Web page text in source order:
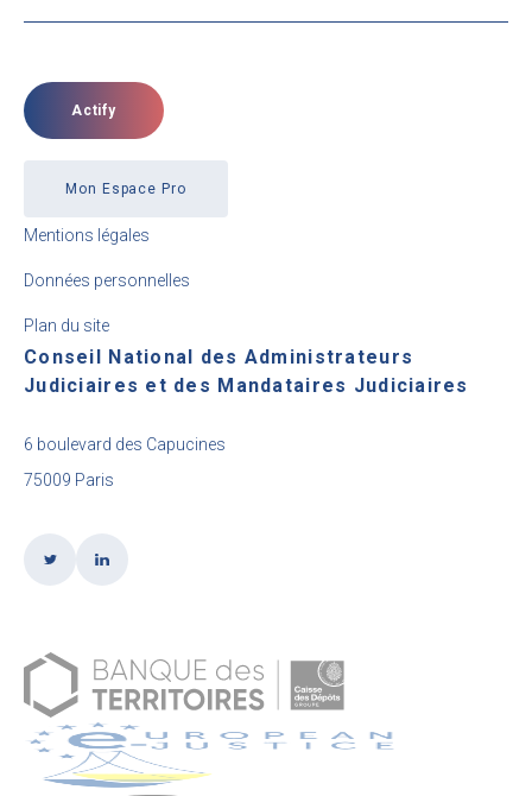
Actify
Mon Espace Pro
Mentions légales
Données personnelles
Plan du site
Conseil National des Administrateurs
Judiciaires et des Mandataires Judiciaires
6 boulevard des Capucines
75009 Paris